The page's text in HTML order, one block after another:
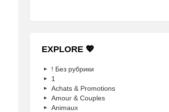
EXPLORE 💖
! Без рубрики
1
Achats & Promotions
Amour & Couples
Animaux